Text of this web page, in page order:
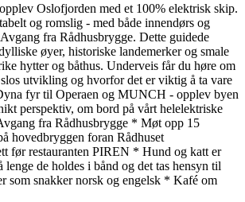
Oslofjorden med et 100% elektrisk skip.
og romslig - med både innendørs og
fra Rådhusbrygge. Dette guidede
øyer, historiske landemerker og smale
hytter og båthus. Underveis får du høre om
utvikling og hvorfor det er viktig å ta vare
fyr til Operaen og MUNCH - opplev byen
perspektiv, om bord på vårt helelektriske
fra Rådhusbrygge * Møt opp 15
hovedbryggen foran Rådhuset
før restauranten PIREN * Hund og katt er
lenge de holdes i bånd og det tas hensyn til
som snakker norsk og engelsk * Kafé om